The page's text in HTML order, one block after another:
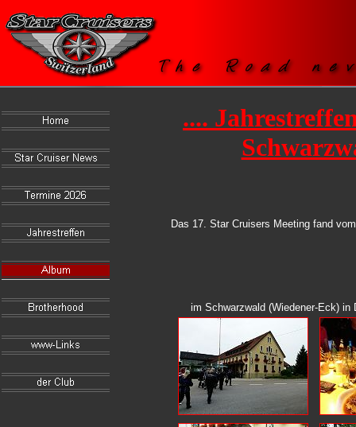
....
Das 17. Star Cruisers Meeting fand
im Schwarzwald (Wiedener-Eck) in